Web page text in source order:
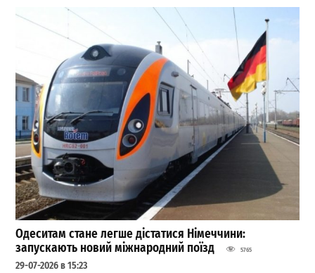
Одеситам стане легше дістатися Німеччини:
запускають новий міжнародний поїзд
5765
29-07-2026 в 15:23